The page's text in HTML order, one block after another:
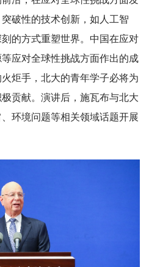
破性的技术创新，如人工智
的方式重塑世界。中国在应对
应对全球性挑战方面作出的成
炬手，北大的青年学子必将为
贡献。演讲后，施瓦布与北大
环境问题等相关领域话题开展